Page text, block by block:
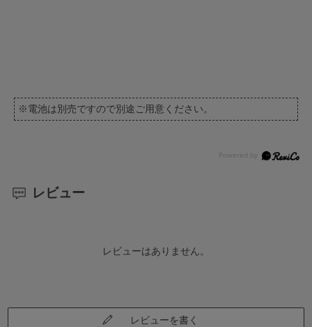
※電池は別売ですので別途ご用意ください。
レビュー
レビューはありません。
レビューを書く